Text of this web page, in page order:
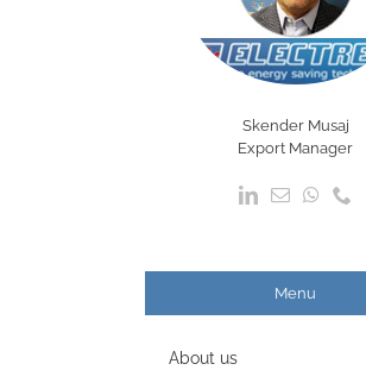
Skender Musaj
Export Manager
Menu
About us